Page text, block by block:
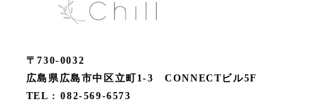
〒730-0032
広島県広島市中区立町1-3 CONNECTビル5F
TEL : 082-569-6573